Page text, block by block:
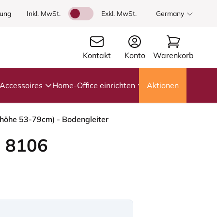
Inkl. MwSt. Exkl. MwSt. Germany
Kontakt Konto Warenkorb
Accessoires Home-Office einrichten Aktionen
53-79cm) - Bodengleiter
8106